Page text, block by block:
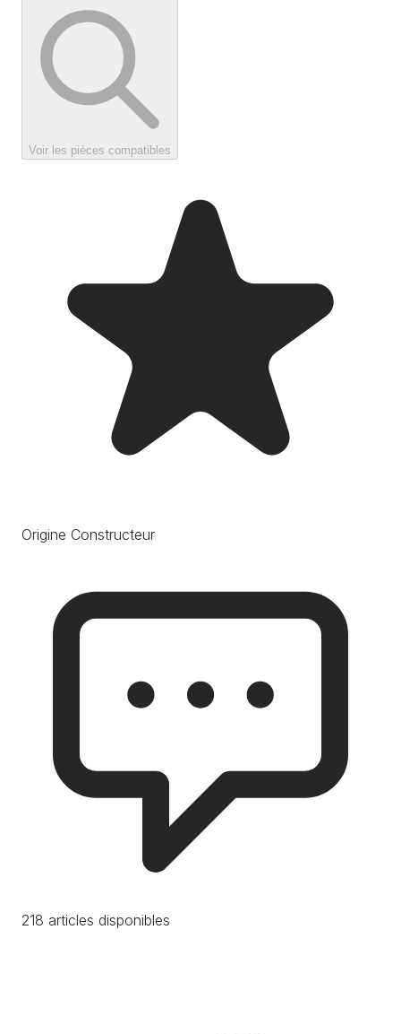
Voir les pièces compatibles
Origine Constructeur
218 articles disponibles